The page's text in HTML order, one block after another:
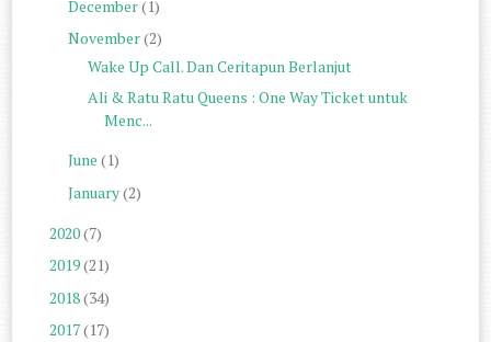
December(1)
November(2)
Wake Up Call. Dan Ceritapun Berlanjut
Ali & Ratu Ratu Queens : One Way Ticket untuk
Menc...
June (1)
January(2)
2020(7)
2019(21)
2018(34)
2017(17)